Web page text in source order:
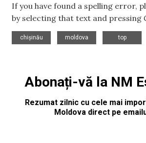
If you have found a spelling error,
by selecting that text and pressing
chișinău
moldova
top
Abonați-vă la NM
Rezumat zilnic cu cele mai
Moldova direct pe